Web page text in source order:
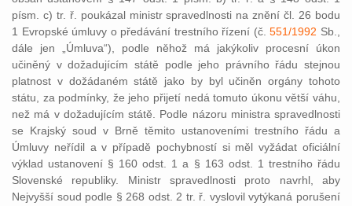
písm. c) tr. ř. poukázal ministr spravedlnosti na znění čl. 26 bodu
1 Evropské úmluvy o předávání trestního řízení (č.551/1992 Sb.,
dále jen „Úmluva“), podle něhož má jakýkoliv procesní úkon
učiněný v dožadujícím státě podle jeho právního řádu stejnou
platnost v dožádaném státě jako by byl učiněn orgány tohoto
státu, za podmínky, že jeho přijetí nedá tomuto úkonu větší váhu,
než má v dožadujícím státě. Podle názoru ministra spravedlnosti
se Krajský soud v Brně těmito ustanoveními trestního řádu a
Úmluvy neřídil a v případě pochybností si měl vyžádat oficiální
výklad ustanovení § 160 odst. 1 a § 163 odst. 1 trestního řádu
Slovenské republiky. Ministr spravedlnosti proto navrhl, aby
Nejvyšší soud podle § 268 odst. 2 tr. ř. vyslovil vytýkaná porušení